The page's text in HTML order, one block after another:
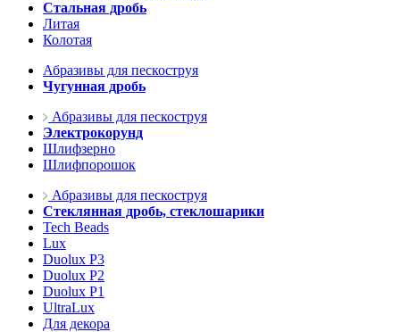
Стальная дробь
Литая
Колотая
Абразивы для пескоструя
Чугунная дробь
Абразивы для пескоструя
Электрокорунд
Шлифзерно
Шлифпорошок
Абразивы для пескоструя
Стеклянная дробь, стеклошарики
Tech Beads
Lux
Duolux P3
Duolux P2
Duolux P1
UltraLux
Для декора